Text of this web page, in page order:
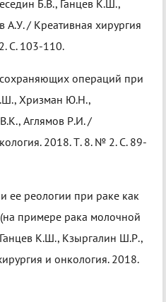
Б.В., Ганцев К.Ш.,
/ Креативная хирургия
2. С. 103-110.
операций при
Хризман Ю.Н.,
Аглямов Р.И. /
2018. Т. 8. № 2. С. 89-
реологии при раке как
примере рака молочной
К.Ш., Кзыргалин Ш.Р.,
и онкология. 2018.